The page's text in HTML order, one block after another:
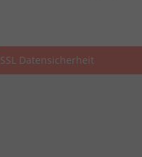
SSL Datensicherheit